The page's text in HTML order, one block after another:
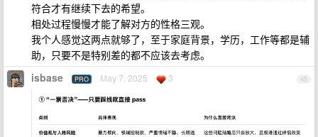
符合才有继续下去的希望。
相处过程慢慢才能了解对方的性格三观。
我个人感觉这两点就够了，至于家庭背景，学历，工作等都是辅
助，只要不是特别差的都不应该去考虑。
45
isbase PRO May 7, 2025 3